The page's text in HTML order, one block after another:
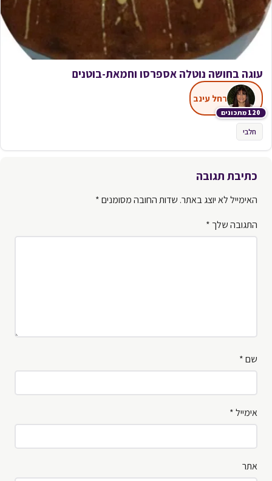
עוגה בחושה נוטלה אספרסו וחמאת-בוטנים
120 מתכונים
רחל עינב
חלבי
כתיבת תגובה
האימייל לא יוצג באתר. שדות החובה מסומנים*
התגובה שלך *
שם*
אימייל*
אתר